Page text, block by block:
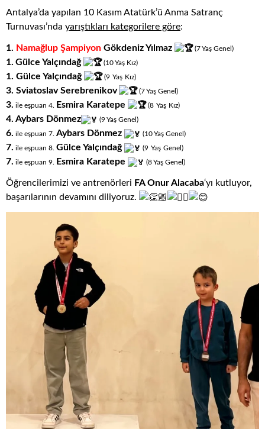
Antalya’da yapılan 10 Kasım Atatürk’ü Anma Satranç
Turnuvası’nda yarıştıkları kategorilere göre:
1. Namağlup Şampiyon Gökdeniz Yılmaz (7Yaş Genel)
1. Gülce Yalçındağ (10Yaş Kız)
1. Gülce Yalçındağ (9 Yaş Kız)
3. Sviatoslav Serebrenikov (7Yaş Genel)
3. ile eşpuan 4. Esmira Karatepe (8 Yaş Kız)
4. Aybars Dönmez (9Yaş Genel)
6. ile eşpuan 7. Aybars Dönmez (10Yaş Genel)
7. ile eşpuan 8. Gülce Yalçındağ (9 Yaş Genel)
7. ile eşpuan 9. Esmira Karatepe (8Yaş Genel)
Öğrencilerimizi ve antrenörleri FA Onur Alacaba‘yı kutluyor,
başarılarının devamını diliyoruz.